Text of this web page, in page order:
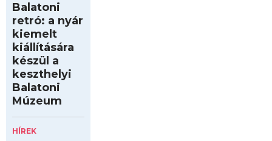
Balatoni
retró: a nyár
kiemelt
kiállítására
készül a
keszthelyi
Balatoni
Múzeum
HÍREK